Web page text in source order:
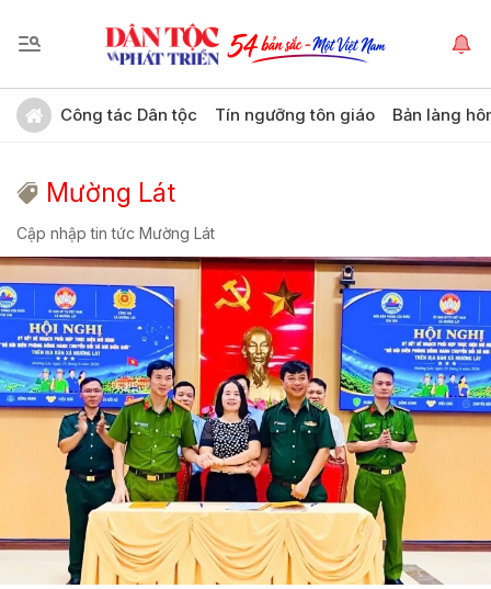
Công tác Dân tộc Tín ngưỡng tôn giáo Bản làng
Mường Lát
Cập nhập tin tức Mường Lát